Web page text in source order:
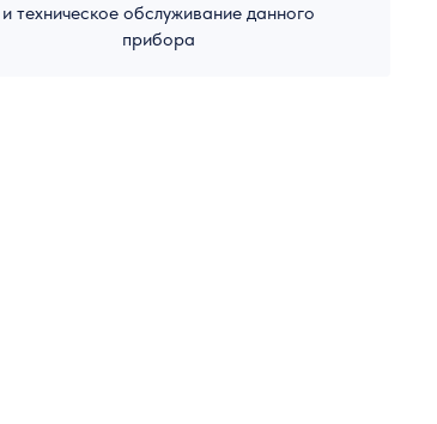
и техническое обслуживание данного
прибора